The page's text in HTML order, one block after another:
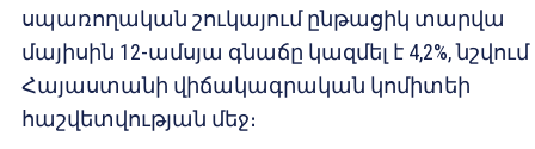
սպառողական շուկայում ընթացիկ տարվա
մայիսին 12-ամսյա գնաճը կազմել է 4,2%, նշվում
Հայաստանի վիճակագրական կոմիտեի
հաշվետվության մեջ։